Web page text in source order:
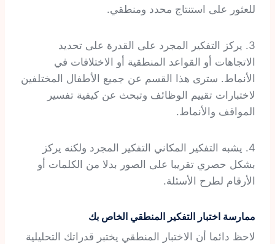
للعثور على استنتاج محدد ومنطقي.
3. يركز التفكير المجرد على القدرة على تحديد
الاتجاهات أو القواعد المنطقية أو الاختلافات في
الأنماط. سترى هذا القسم عن جميع الأطفال المختلفين
لاختبارات تقييم الوظائف وتبحث عن كيفية تفسير
المواقف والأنماط.
4. يشبه التفكير المكاني التفكير المجرد ولكنه يركز
بشكل حصري تقريبا على الصور بدلا من الكلمات أو
الأرقام لطرح الأسئلة.
ممارسة اختبار التفكير المنطقي الخاص بك
لاحظ دائما أن الاختبار المنطقي يختبر قدراتك التحليلية